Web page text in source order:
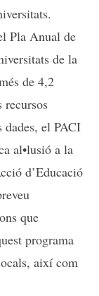
Pla Anual de
de la
de 4,2
recursos
dades, el PACI
al•lusió a la
d’Educació
que
programa
així com